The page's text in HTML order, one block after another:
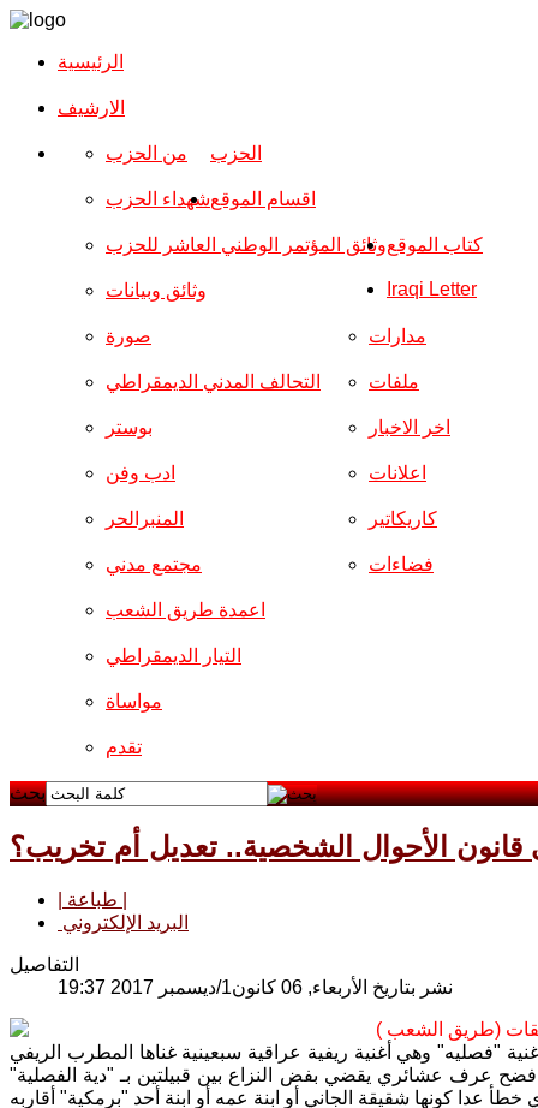
الرئيسية
الارشیف
الحزب من الحزب
شهداء الحزب
وثائق المؤتمر الوطني العاشر للحزب
وثائق وبيانات
اقسام الموقع
صورة
التحالف المدني الديمقراطي
بوستر
ادب وفن
المنبرالحر
مجتمع مدني
مدارات
ملفات
اخر الاخبار
اعلانات
كاريكاتير
فضاءات
اعمدة طريق الشعب
التيار الديمقراطي
مواساة
تقدم
كتاب الموقع
Iraqi Letter
بحث
قانون الأحوال الشخصية.. تعديل أم تخريب؟
البريد الإلكتروني
التفاصيل
نشر بتاريخ الأربعاء, 06 كانون1/ديسمبر 2017 19:37
(طريق الشعب )
"فصليه" وهي أغنية ريفية عراقية سبعينية غناها المطرب الريفي
فضح عرف عشائري يقضي بفض النزاع بين قبيلتين بـ "دية الفصلية"